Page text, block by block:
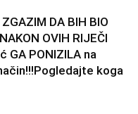
DA BIH BIO
OVIH RIJEČI
GA PONIZILA na
koga